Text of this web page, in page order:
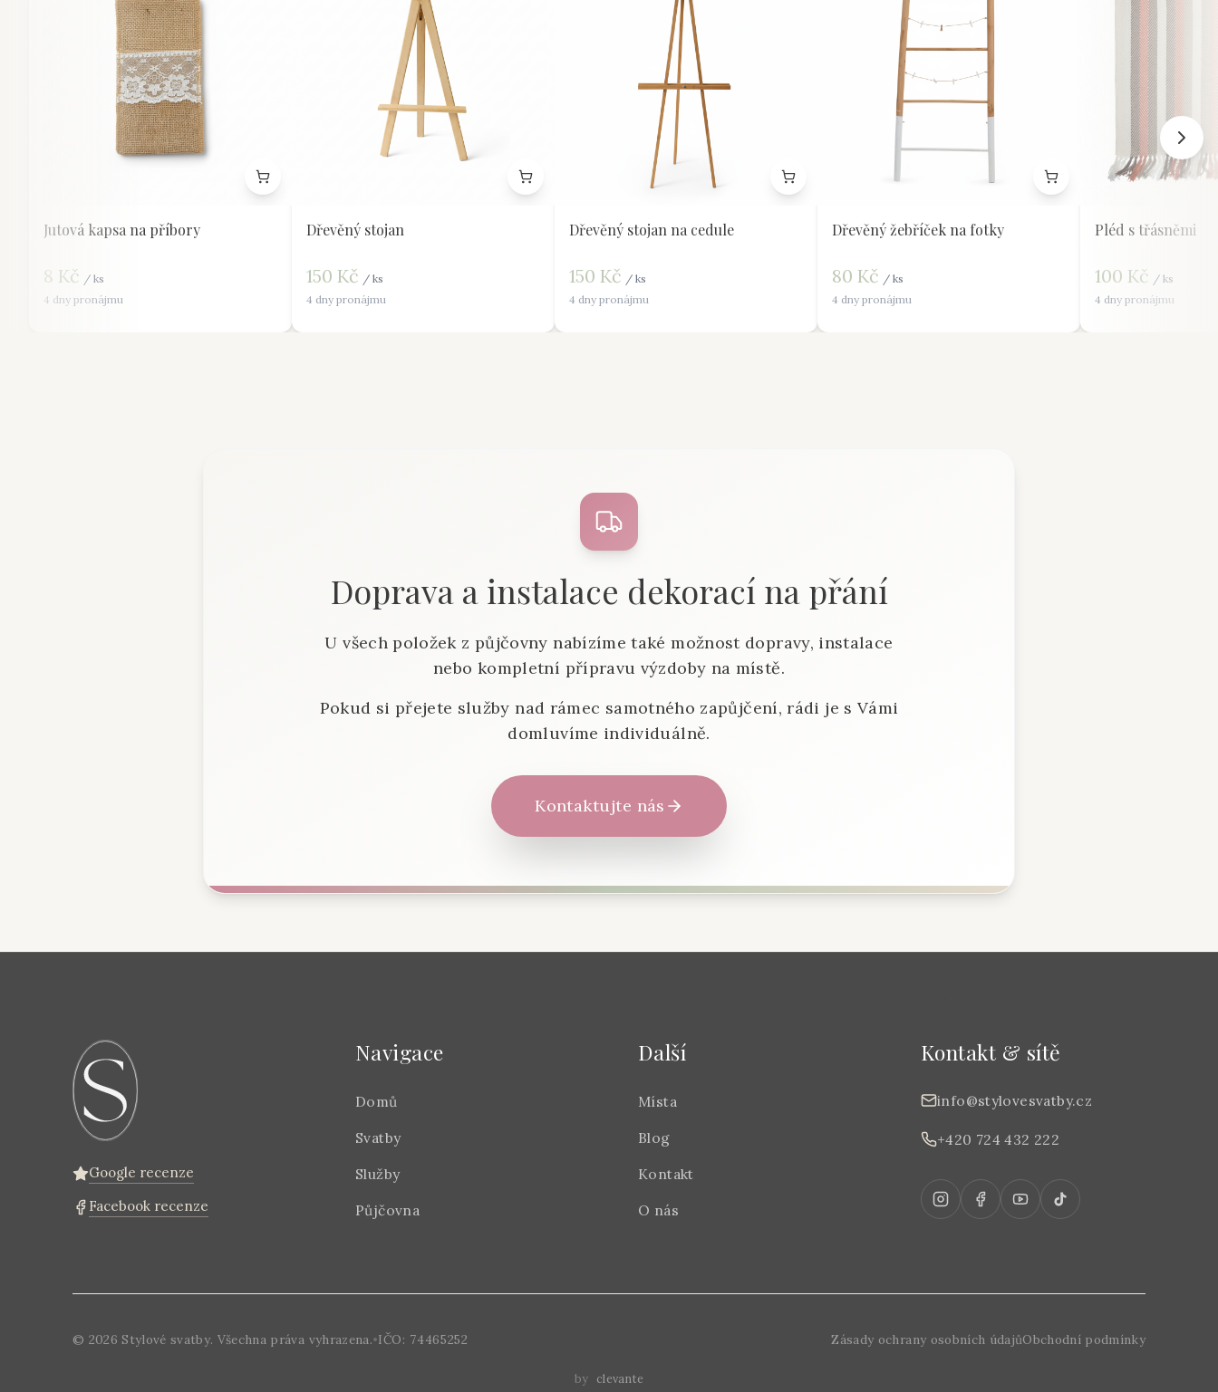
Jutová kapsa na příbory
8 Kč / ks
4 dny pronájmu
Dřevěný stojan
150 Kč / ks
4 dny pronájmu
Dřevěný stojan na cedule
150 Kč / ks
4 dny pronájmu
Dřevěný žebříček na fotky
80 Kč / ks
4 dny pronájmu
Pléd s třásněmi
100 Kč / ks
4 dny pronájmu
Doprava a instalace dekorací na přání
U všech položek z půjčovny nabízíme také možnost dopravy, instalace
nebo kompletní přípravu výzdoby na místě.
Pokud si přejete služby nad rámec samotného zapůjčení, rádi je s Vámi
domluvíme individuálně.
Kontaktujte nás
Google recenze
Facebook recenze
Navigace
Domů
Svatby
Služby
Půjčovna
Další
Místa
Blog
Kontakt
O nás
Kontakt & sítě
info@stylovesvatby.cz
+420 724 432 222
© 2026 Stylové svatby. Všechna práva vyhrazena.•IČO: 74465252 Zásady ochrany osobních údajůObchodní podmínky
by clevante